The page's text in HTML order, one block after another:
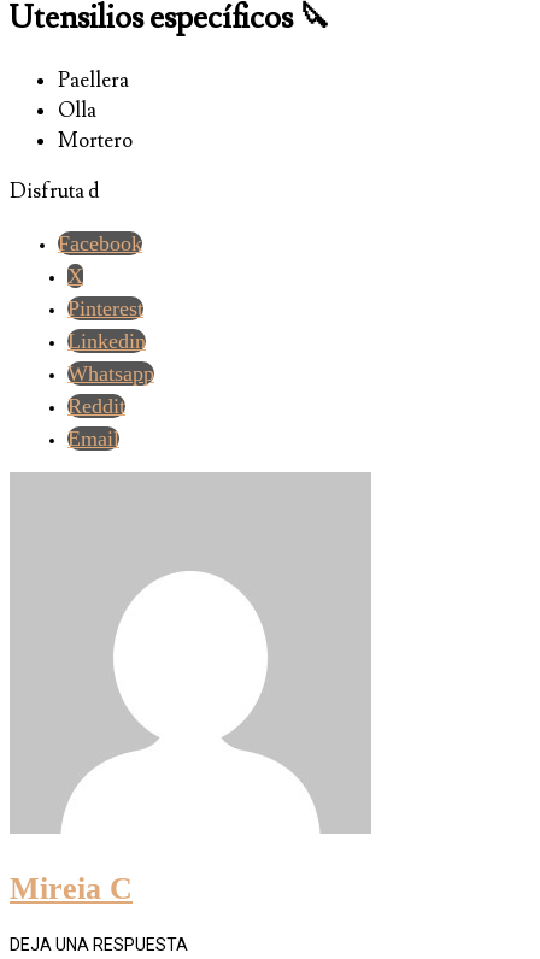
Utensilios específicos 🔪
Paellera
Olla
Mortero
Disfruta d
Facebook
X
Pinterest
Linkedin
Whatsapp
Reddit
Email
Mireia C
DEJA UNA RESPUESTA